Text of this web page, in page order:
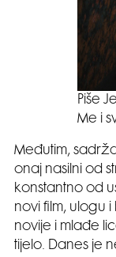
Piše
Me i
Međutim,
onaj nasilni od
konstantno od
novi film, ulogu
novije i mlađe
tijelo. Danes je